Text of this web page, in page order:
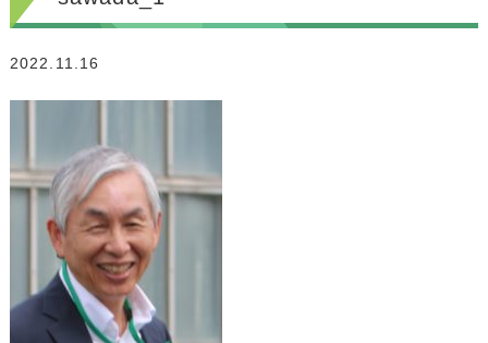
2022.11.16